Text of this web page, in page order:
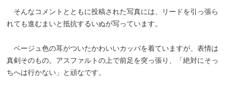
そんなコメントとともに投稿された写真には、リードを引っ張ら
れても進むまいと抵抗するいぬが写っています。
ベージュ色の耳がついたかわいいカッパを着ていますが、表情は
真剣そのもの。アスファルトの上で前足を突っ張り、「絶対にそっ
ちへは行かない」と頑なです。